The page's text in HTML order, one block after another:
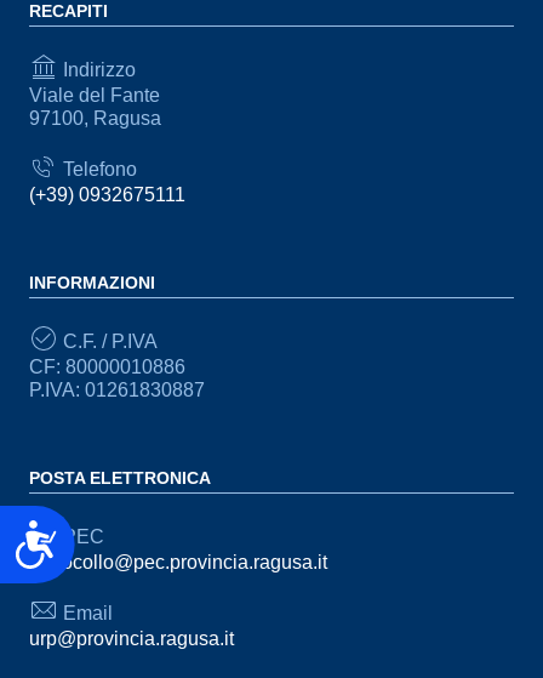
Accessibilità
RECAPITI
Indirizzo
Viale del Fante
97100, Ragusa
Telefono
(+39) 0932675111
INFORMAZIONI
C.F. / P.IVA
CF: 80000010886
P.IVA: 01261830887
POSTA ELETTRONICA
PEC
protocollo@pec.provincia.ragusa.it
Email
urp@provincia.ragusa.it